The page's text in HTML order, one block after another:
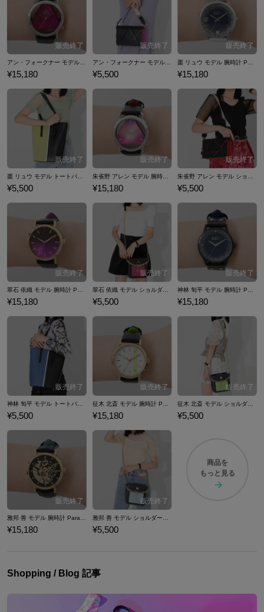
¥15,180
アン・フォークナー モデル ショルダーバッグ Paradox Live BAE
¥5,500 ¥15,180
¥5,500
朱雀野 アレン モデル 腕時計 Paradox Live BAE
¥15,180 ¥5,500
翠石 依織 モデル 腕時計 Paradox Live 悪漢奴等
¥15,180
翠石 依織 モデル ショルダーバッグ Paradox Live 悪漢奴等
¥5,500
神林 匋平 モデル 腕時計 Paradox Live The Cat's Whiskers
¥15,180
¥5,500 ¥15,180 ¥5,500
¥15,180 ¥5,500
商品を
もっと見る
Shopping / Blog 記事